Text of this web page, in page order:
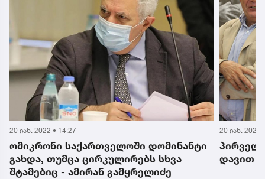
• 14:27
საქართველოში დომინანტი
ცირკულირებს სხვა
- ამირან გამყრელიძე
20 იან. 2022 • 16:56
პირველი
დავით